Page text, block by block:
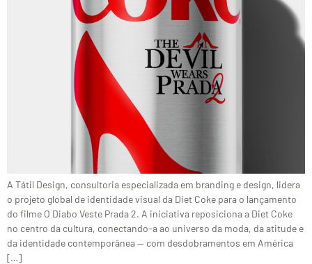
A Tátil Design, consultoria especializada em branding e design, lidera
o projeto global de identidade visual da Diet Coke para o lançamento
do filme O Diabo Veste Prada 2. A iniciativa reposiciona a Diet Coke
no centro da cultura, conectando-a ao universo da moda, da atitude e
da identidade contemporânea — com desdobramentos em América
[…]